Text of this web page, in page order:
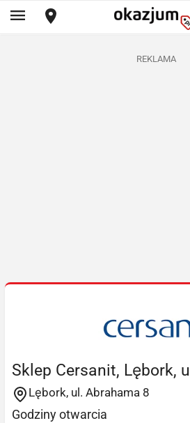
REKLAMA
Sklep Cersanit, Lębork,
Lębork, ul. Abrahama 8
Godziny otwarcia